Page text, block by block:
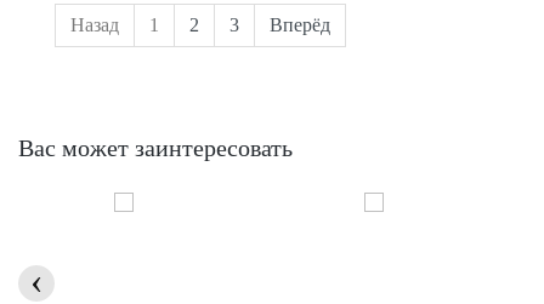
Назад 1 2 3 Вперёд
Вас может заинтересовать
‹